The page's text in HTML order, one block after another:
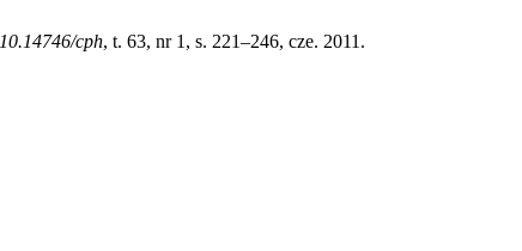
10.14746/cph, t. 63, nr 1, s. 221–246, cze. 2011.